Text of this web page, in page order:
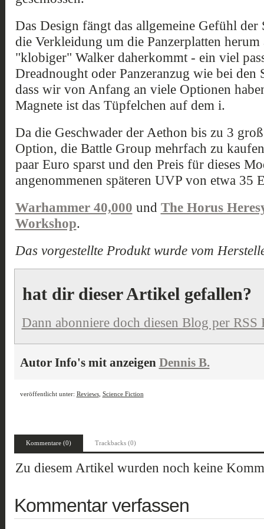
Das Design fängt das allgemeine Gefühl
die Verkleidung um die Panzerplatten
"klobiger" Walker daherkommt - ein viel
Dreadnought oder Panzeranzug wie bei den
dass wir von Anfang an viele Optionen
Magnete ist das Tüpfelchen auf dem i.
Da die Geschwader der Aethon bis zu 3
Option, die Battle Group mehrfach zu
paar Euro sparst und den Preis für dieses
angenommenen späteren UVP von etwa 35
Warhammer 40,000 und The Horus
Workshop.
Das vorgestellte Produkt wurde vom
hat dir dieser Artikel gefallen?
Dann abonniere doch diesen Blog per RSS
Autor Info's mit anzeigen Dennis B.
veröffentlicht unter: Reviews, Science Fiction
Kommentare (0) Trackbacks (0)
Zu diesem Artikel wurden noch keine
Kommentar verfassen